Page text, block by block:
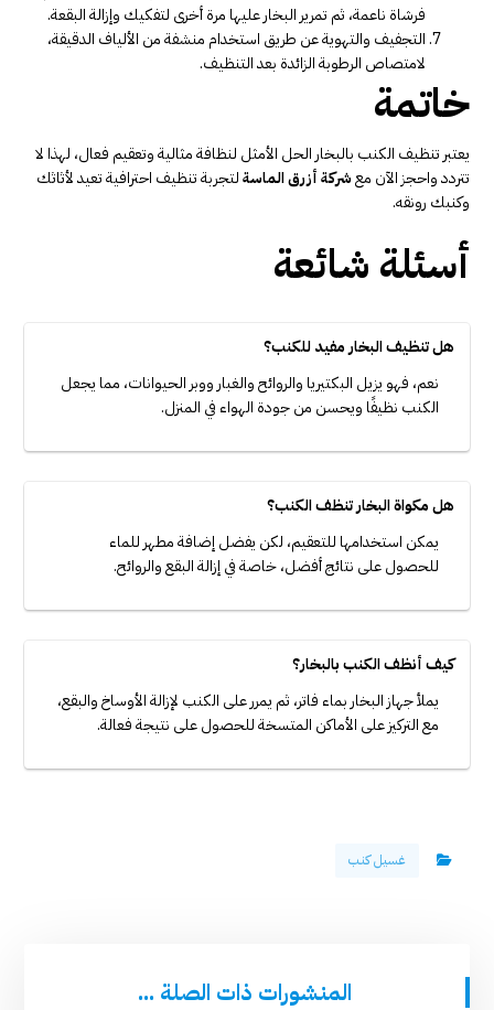
فرشاة ناعمة، ثم تمرير البخار عليها مرة أخرى لتفكيك وإزالة البقعة.
التجفيف والتهوية عن طريق استخدام منشفة من الألياف الدقيقة،
لامتصاص الرطوبة الزائدة بعد التنظيف.
خاتمة
يعتبر تنظيف الكنب بالبخار الحل الأمثل لنظافة مثالية وتعقيم فعال، لهذا لا
تتردد واحجز الآن معشركة أزرق الماسةلتجربة تنظيف احترافية تعيد لأثاثك
وكنبك رونقه.
أسئلة شائعة
هل تنظيف البخار مفيد للكنب؟
نعم، فهو يزيل البكتيريا والروائح والغبار ووبر الحيوانات، مما يجعل
الكنب نظيفًا ويحسن من جودة الهواء في المنزل.
هل مكواة البخار تنظف الكنب؟
يمكن استخدامها للتعقيم، لكن يفضل إضافة مطهر للماء
للحصول على نتائج أفضل، خاصة في إزالة البقع والروائح.
كيف أنظف الكنب بالبخار؟
يملأ جهاز البخار بماء فاتر، ثم يمرر على الكنب لإزالة الأوساخ والبقع،
مع التركيز على الأماكن المتسخة للحصول على نتيجة فعالة.
غسيل كنب
المنشورات ذات الصلة ...